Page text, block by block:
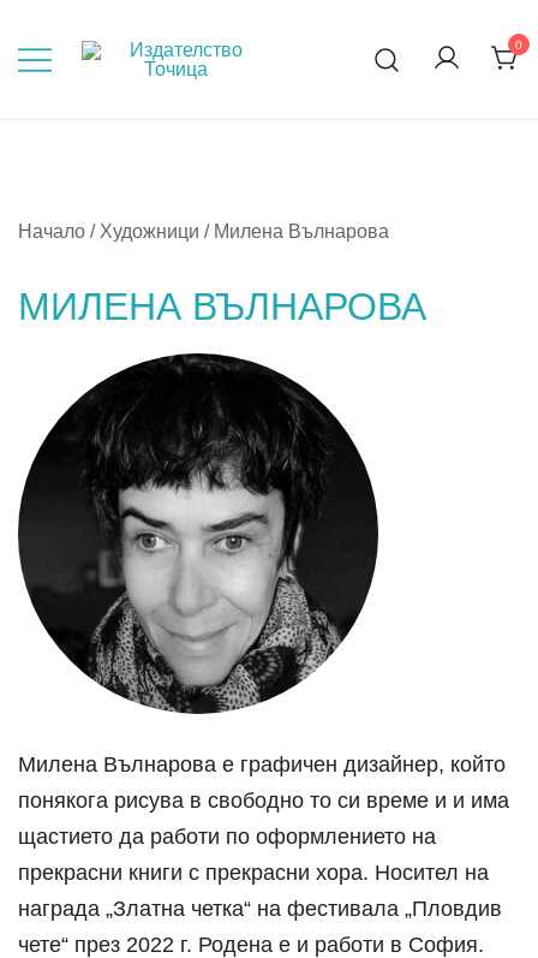
content
Мисли, преди да пораснеш!
0
Начало / Художници / Милена Вълнарова
МИЛЕНА ВЪЛНАРОВА
Милена Вълнарова е графичен дизайнер, който
понякога рисува в свободно то си време и и има
щастието да работи по оформлението на
прекрасни книги с прекрасни хора. Носител на
награда „Златна четка“ на фестивала „Пловдив
чете“ през 2022 г. Родена е и работи в София.